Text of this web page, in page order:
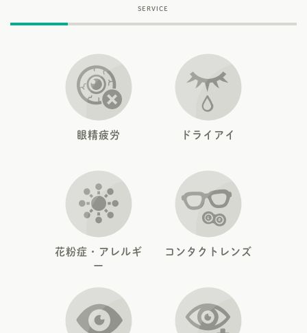
SERVICE
眼精疲労 ドライアイ
花粉症・アレルギ
ー
コンタクトレンズ